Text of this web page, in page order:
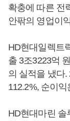
확충에 따른 전
안팎의 영업이
HD현대일렉트
출 3조3223억
의 실적을 냈다.
112.2%, 순이
HD현대마린 솔